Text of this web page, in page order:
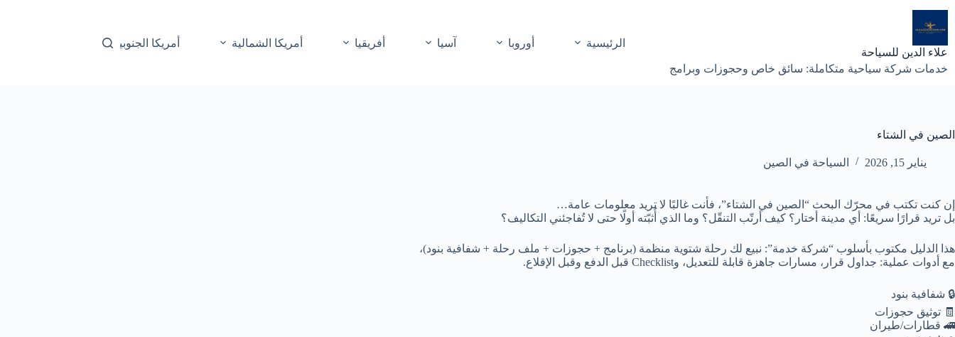
المحتوى
علاء الدين للسياحة
خدمات شركة سياحية متكاملة: سائق خاص وحجوزات وبرامج
الرئيسية أوروبا آسيا أفريقيا أمريكا الشمالية أمريكا الجنوبية
الصين في الشتاء
يناير 15, 2026 السياحة في الصين
إن كنت تكتب في محرّك البحث “ الصين في الشتاء”، فأنت غالبًا لا تريد معلومات عامة…
بل تريد قرارًا سريعًا: أي مدينة أختار؟ كيف أرتّب التنقّل؟ وما الذي أُثبّته أولًا حتى لا تُفاجئني التكاليف؟
هذا الدليل مكتوب بأسلوب “شركة خدمة”: نبيع لك رحلة شتوية منظمة (برنامج + حجوزات + ملف رحلة + شفافية بنود)،
مع أدوات عملية: جداول قرار، مسارات جاهزة قابلة للتعديل، وChecklist قبل الدفع وقبل الإقلاع.
🔒 شفافية بنود
🧾 توثيق حجوزات
🚄 قطارات/طيران